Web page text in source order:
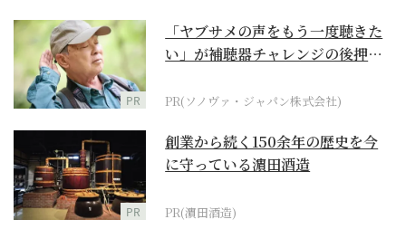
PR
「ヤブサメの声をもう一度聴きた
い」が補聴器チャレンジの後押し
PR(ソノヴァ・ジャパン株式会社)
PR
創業から続く150余年の歴史を今
に守っている濵田酒造
PR(濵田酒造)